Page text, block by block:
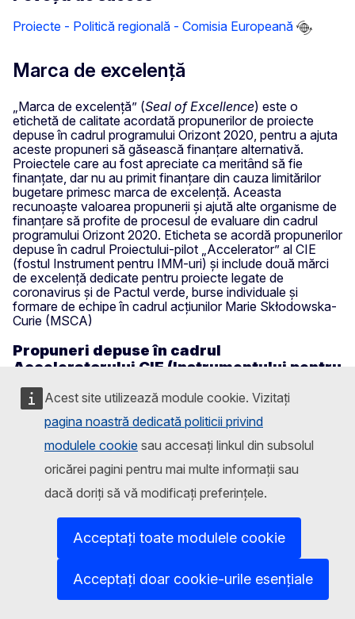
Acest site utilizează module cookie. Vizitați
pagina noastră dedicată politicii privind
modulele cookie sau accesați linkul din subsolul
oricărei pagini pentru mai multe informații sau
dacă doriți să vă modificați preferințele.
Acceptați toate modulele cookie
Acceptați doar cookie-urile esențiale
Proiecte - Politică regională - Comisia Europeană
Marca de excelență
„Marca de excelență” (Seal of Excellence) este o
etichetă de calitate acordată propunerilor de proiecte
depuse în cadrul programului Orizont 2020, pentru a ajuta
aceste propuneri să găsească finanțare alternativă.
Proiectele care au fost apreciate ca meritând să fie
finanțate, dar nu au primit finanțare din cauza limitărilor
bugetare primesc marca de excelență. Aceasta
recunoaște valoarea propunerii și ajută alte organisme de
finanțare să profite de procesul de evaluare din cadrul
programului Orizont 2020. Eticheta se acordă propunerilor
depuse în cadrul Proiectului-pilot „Accelerator” al CIE
(fostul Instrument pentru IMM-uri) și include două mărci
de excelență dedicate pentru proiecte legate de
coronavirus și de Pactul verde, burse individuale și
formare de echipe în cadrul acțiunilor Marie Skłodowska-
Curie (MSCA)
Propuneri depuse în cadrul
Acceleratorului CIE (Instrumentului pentru
IMM-uri) și MSCA
Propuneri
depuse în
cadrul
Acceleratorului
(Instrumentului
pentru IMM) și
Instrumentul
pentru IMM
Acceleratorul
CIE
(Instrumentul
pentru IMM) -
560 214 60